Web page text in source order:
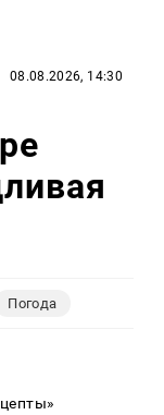
08.08.2026, 14:30
Погода